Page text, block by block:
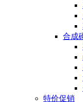
合成
特价促销